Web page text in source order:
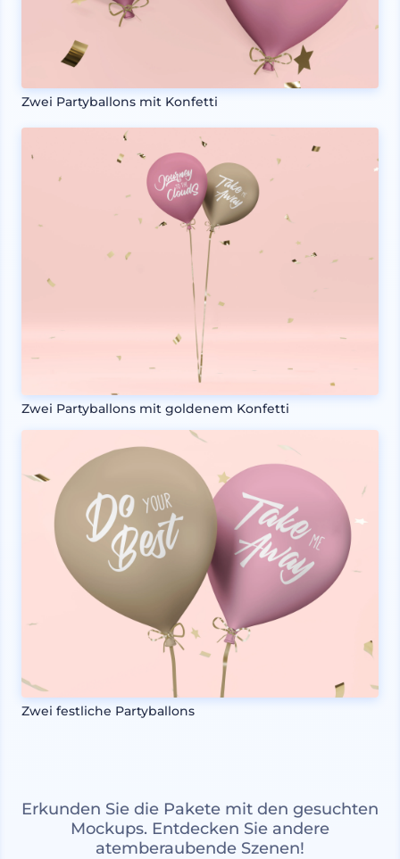
Zwei Partyballons mit Konfetti
Zwei Partyballons mit goldenem Konfetti
Zwei festliche Partyballons
Erkunden Sie die Pakete mit den gesuchten
Mockups. Entdecken Sie andere
atemberaubende Szenen!